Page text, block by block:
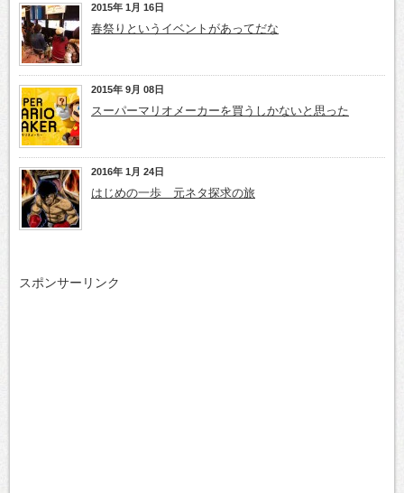
2015年 1月 16日
春祭りというイベントがあってだな
2015年 9月 08日
スーパーマリオメーカーを買うしかないと思った
2016年 1月 24日
はじめの一歩 元ネタ探求の旅
スポンサーリンク